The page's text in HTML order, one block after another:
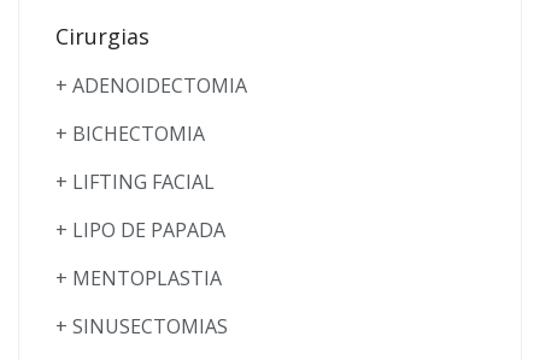
Cirurgias
+ ADENOIDECTOMIA
+ BICHECTOMIA
+ LIFTING FACIAL
+ LIPO DE PAPADA
+ MENTOPLASTIA
+ SINUSECTOMIAS